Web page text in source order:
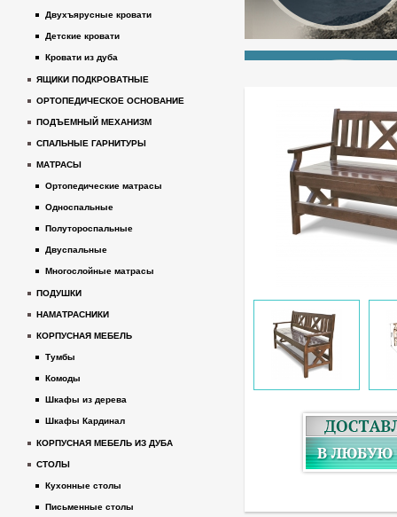
Двухъярусные кровати
Детские кровати
Кровати из дуба
ЯЩИКИ ПОДКРОВАТНЫЕ
ОРТОПЕДИЧЕСКОЕ ОСНОВАНИЕ
ПОДЪЕМНЫЙ МЕХАНИЗМ
СПАЛЬНЫЕ ГАРНИТУРЫ
МАТРАСЫ
Ортопедические матрасы
Односпальные
Полутороспальные
Двуспальные
Многослойные матрасы
ПОДУШКИ
НАМАТРАСНИКИ
КОРПУСНАЯ МЕБЕЛЬ
Тумбы
Комоды
Шкафы из дерева
Шкафы Кардинал
КОРПУСНАЯ МЕБЕЛЬ ИЗ ДУБА
СТОЛЫ
Кухонные столы
Письменные столы